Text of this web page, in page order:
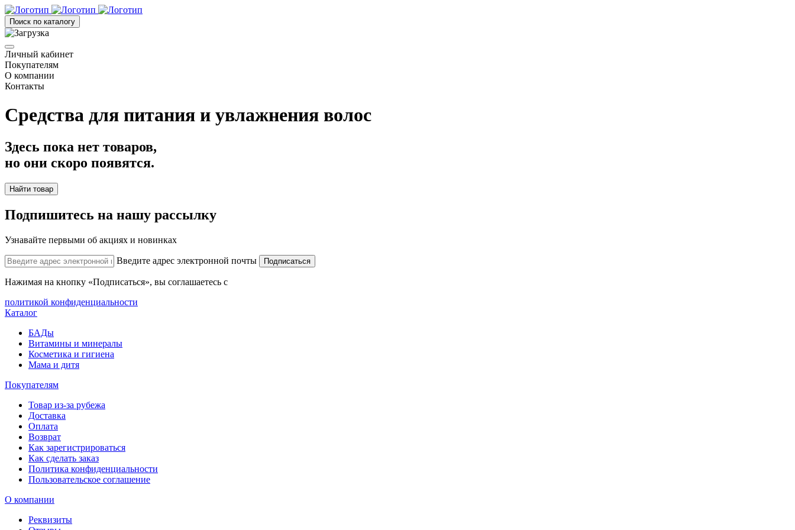
Поиск по каталогу
Личный кабинет
Покупателям
О компании
Контакты
Средства для питания и увлажнения волос
Здесь пока нет товаров,
но они скоро появятся.
Найти товар
Подпишитесь на нашу рассылку
Узнавайте первыми об акциях и новинках
Введите адрес электронной почты Подписаться
Нажимая на кнопку «Подписаться», вы соглашаетесь с
политикой конфиденциальности
Каталог
БАДы
Витамины и минералы
Косметика и гигиена
Мама и дитя
Покупателям
Товар из-за рубежа
Доставка
Оплата
Возврат
Как зарегистрироваться
Как сделать заказ
Политика конфиденциальности
Пользовательское соглашение
О компании
Реквизиты